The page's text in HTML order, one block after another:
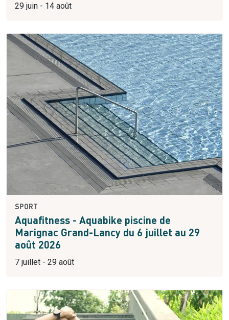
29 juin - 14 août
SPORT
Aquafitness - Aquabike piscine de
Marignac Grand-Lancy du 6 juillet au 29
août 2026
7 juillet - 29 août